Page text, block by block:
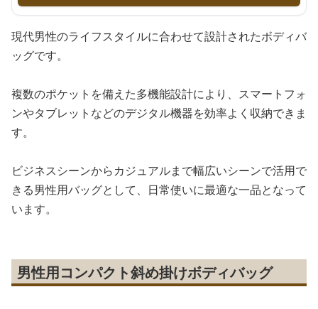
現代男性のライフスタイルに合わせて設計されたボディバ
ッグです。
複数のポケットを備えた多機能設計により、スマートフォ
ンやタブレットなどのデジタル機器を効率よく収納できま
す。
ビジネスシーンからカジュアルまで幅広いシーンで活用で
きる男性用バッグとして、日常使いに最適な一品となって
います。
男性用コンパクト斜め掛けボディバッグ